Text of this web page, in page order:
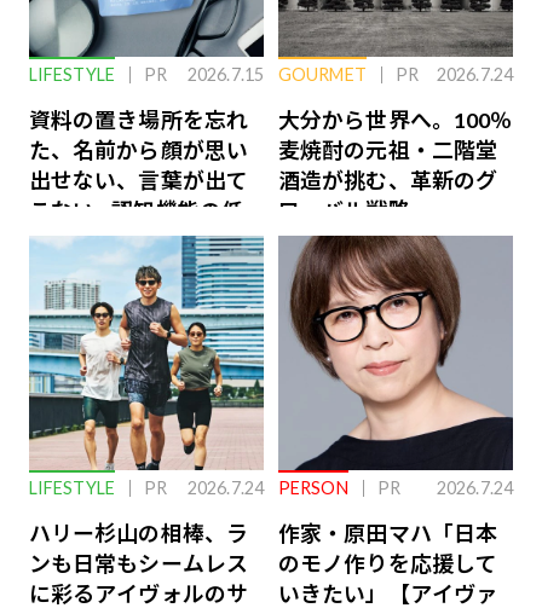
LIFESTYLE PR 2026.7.15
資料の置き場所を忘れ
た、名前から顔が思い
出せない、言葉が出て
こない…認知機能の低
下を救う、脳のインナ
ーケアとは
GOURMET PR 2026.7.24
大分から世界へ。100％
麦焼酎の元祖・二階堂
酒造が挑む、革新のグ
ローバル戦略
LIFESTYLE PR 2026.7.24
ハリー杉山の相棒、ラ
ンも日常もシームレス
に彩るアイヴォルのサ
PERSON PR 2026.7.24
作家・原田マハ「日本
のモノ作りを応援して
いきたい」【アイヴァ